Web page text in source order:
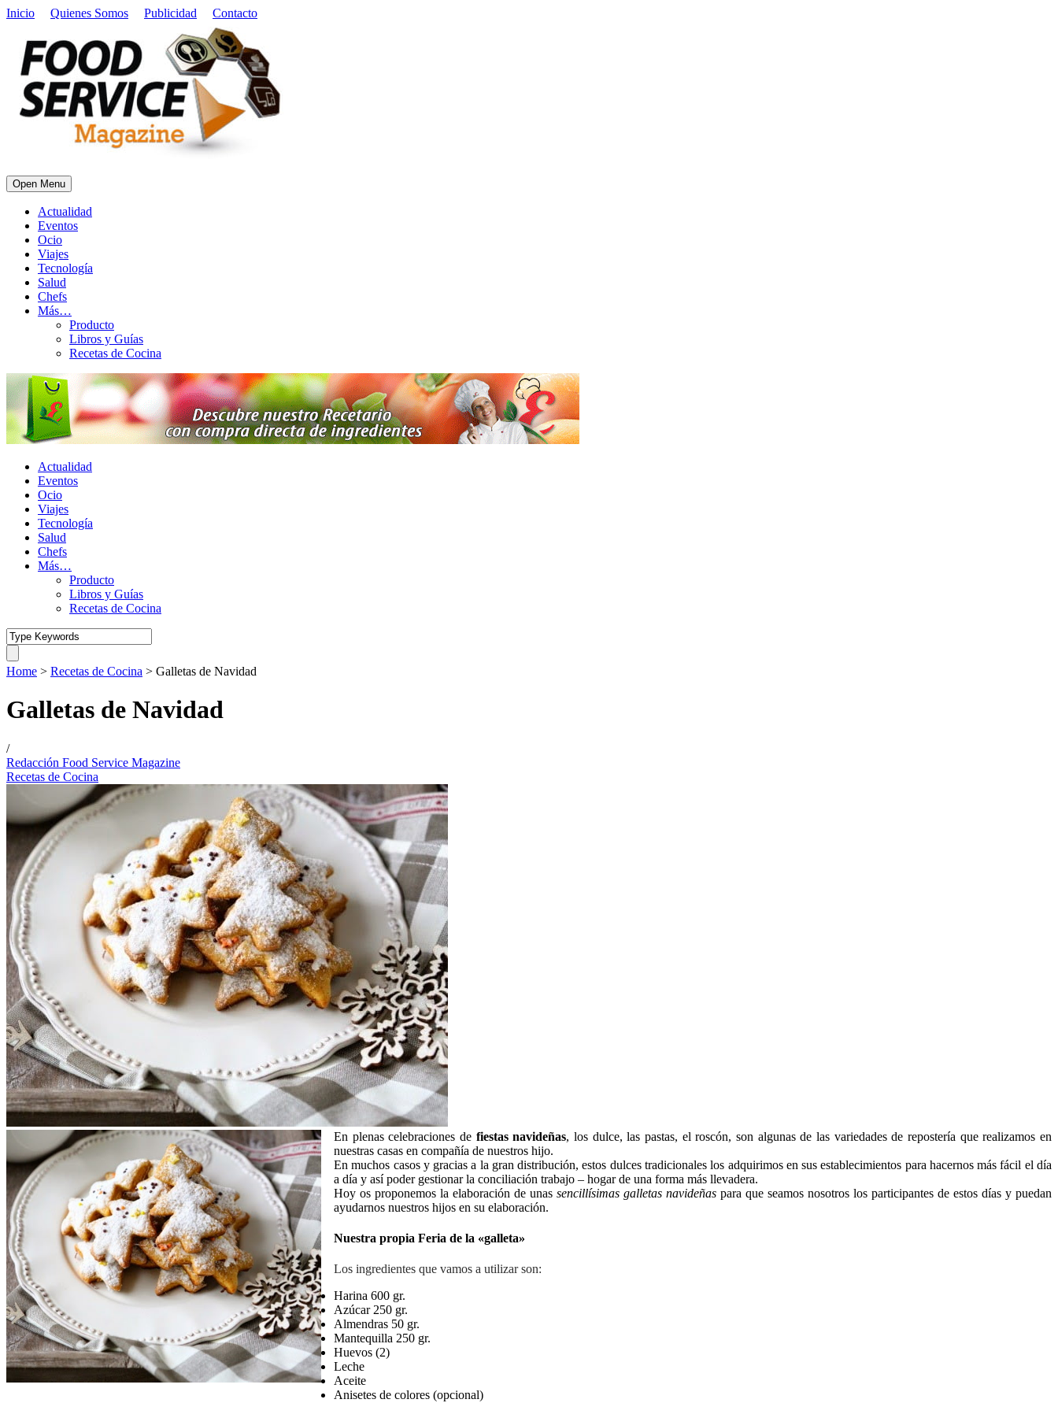
Inicio Quienes Somos Publicidad Contacto
Open Menu
Actualidad
Eventos
Ocio
Viajes
Tecnología
Salud
Chefs
Más…
Producto
Libros y Guías
Recetas de Cocina
Actualidad
Eventos
Ocio
Viajes
Tecnología
Salud
Chefs
Más…
Producto
Libros y Guías
Recetas de Cocina
Home > Recetas de Cocina > Galletas de Navidad
Galletas de Navidad
/
Redacción Food Service Magazine
Recetas de Cocina
En plenas celebraciones de fiestas navideñas, los dulce, las pastas, el roscón, son algunas de las variedades de repostería que realizamos en
nuestras casas en compañía de nuestros hijo.
En muchos casos y gracias a la gran distribución, estos dulces tradicionales los adquirimos en sus establecimientos para hacernos más fácil el día
a día y así poder gestionar la conciliación trabajo – hogar de una forma más llevadera.
Hoy os proponemos la elaboración de unas sencillísimas galletas navideñas para que seamos nosotros los participantes de estos días y puedan
ayudarnos nuestros hijos en su elaboración.
Nuestra propia Feria de la «galleta»
Los ingredientes que vamos a utilizar son:
Harina 600 gr.
Azúcar 250 gr.
Almendras 50 gr.
Mantequilla 250 gr.
Huevos (2)
Leche
Aceite
Anisetes de colores (opcional)